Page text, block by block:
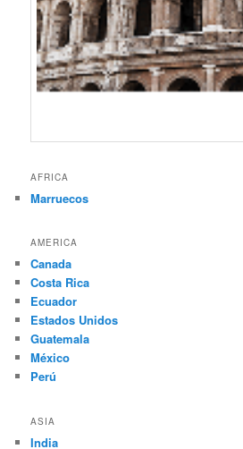
AFRICA
Marruecos
AMERICA
Canada
Costa Rica
Ecuador
Estados Unidos
Guatemala
México
Perú
ASIA
India